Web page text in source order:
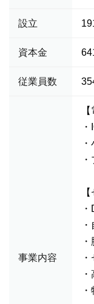
設立
資本金
従業員数
事業内容